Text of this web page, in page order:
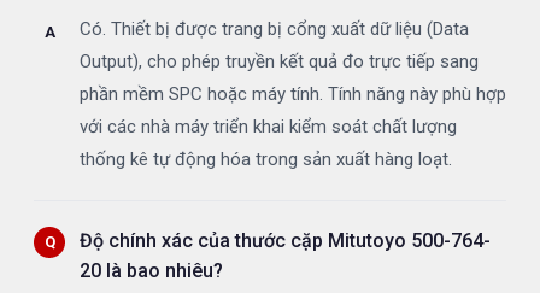
Có. Thiết bị được trang bị cổng xuất dữ liệu (Data
Output), cho phép truyền kết quả đo trực tiếp sang
phần mềm SPC hoặc máy tính. Tính năng này phù hợp
với các nhà máy triển khai kiểm soát chất lượng
thống kê tự động hóa trong sản xuất hàng loạt.
Độ chính xác của thước cặp Mitutoyo 500-764-
20 là bao nhiêu?